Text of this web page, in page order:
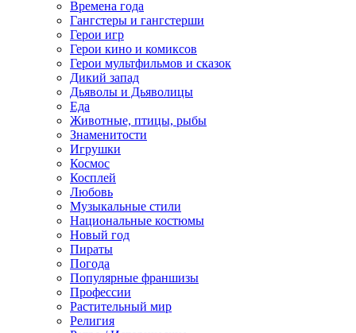
Времена года
Гангстеры и гангстерши
Герои игр
Герои кино и комиксов
Герои мультфильмов и сказок
Дикий запад
Дьяволы и Дьяволицы
Еда
Животные, птицы, рыбы
Знаменитости
Игрушки
Космос
Косплей
Любовь
Музыкальные стили
Национальные костюмы
Новый год
Пираты
Погода
Популярные франшизы
Профессии
Растительный мир
Религия